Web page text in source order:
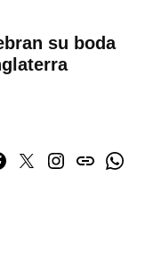
su boda
TwitterInstagram
issuu